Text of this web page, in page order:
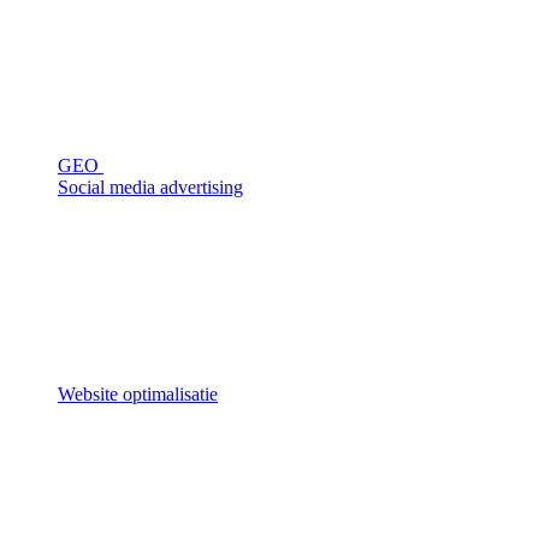
GEO
Social media advertising
Website optimalisatie